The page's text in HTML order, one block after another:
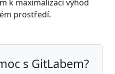
k maximalizaci výhod
prostředí.
s GitLabem?